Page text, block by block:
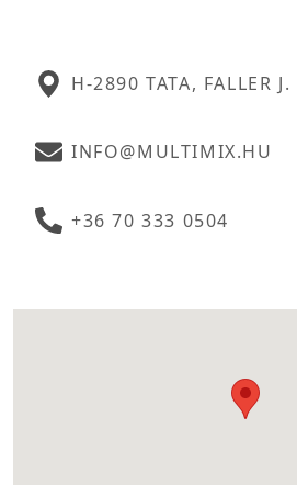
H-2890 TATA, FALLER J.
INFO@MULTIMIX.HU
+36 70 333 0504